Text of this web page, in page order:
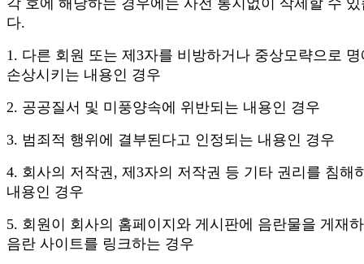
다.
1. 다른 회원 또는 제3자를 비방하거나 중상모략으로
손상시키는 내용인 경우
2. 공공질서 및 미풍양속에 위반되는 내용인 경우
3. 범죄적 행위에 결부된다고 인정되는 내용인 경우
4. 회사의 저작권, 제3자의 저작권 등 기타 권리를 침해
내용인 경우
5. 회원이 회사의 홈페이지와 게시판에 음란물을 게재
음란 사이트를 링크하는 경우